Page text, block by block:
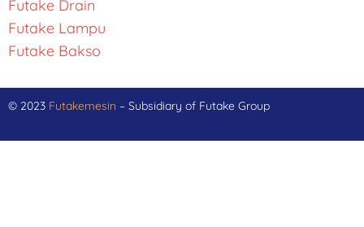
Futake Drain
Futake Lampu
Futake Bakso
© 2023 Futakemesin – Subsidiary of Futake Group